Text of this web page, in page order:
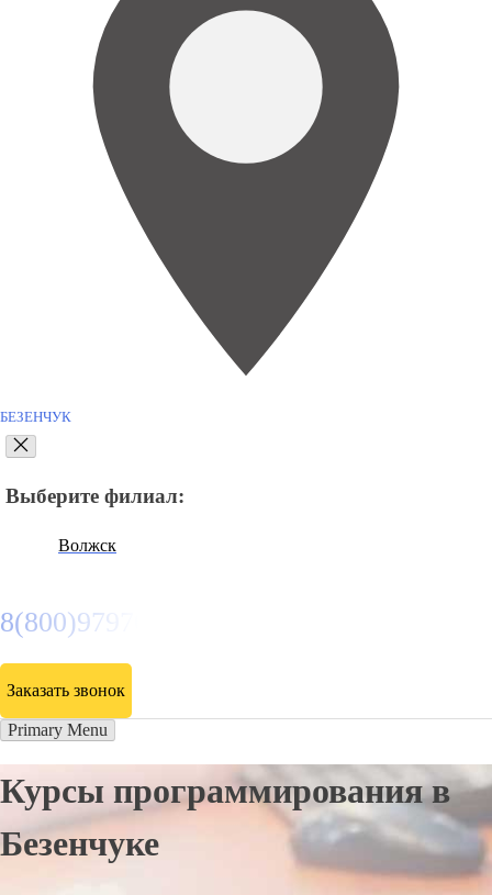
БЕЗЕНЧУК
Выберите филиал:
Волжск
8(800)9797043
Заказать звонок
Primary Menu
Курсы программирования в
Безенчуке